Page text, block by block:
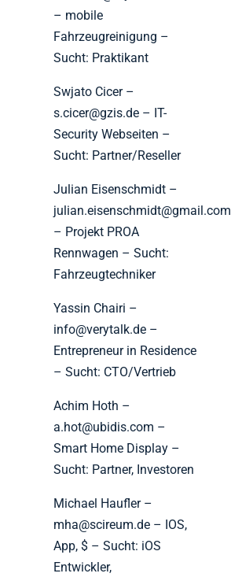
– mobile
Fahrzeugreinigung –
Sucht: Praktikant
Swjato Cicer –
s.cicer@gzis.de – IT-
Security Webseiten –
Sucht: Partner/Reseller
Julian Eisenschmidt –
julian.eisenschmidt@gmail.com
– Projekt PROA
Rennwagen – Sucht:
Fahrzeugtechniker
Yassin Chairi –
info@verytalk.de –
Entrepreneur in Residence
– Sucht: CTO/Vertrieb
Achim Hoth –
a.hot@ubidis.com –
Smart Home Display –
Sucht: Partner, Investoren
Michael Haufler –
mha@scireum.de – IOS,
App, $ – Sucht: iOS
Entwickler,